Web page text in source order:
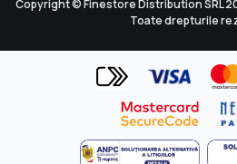
Copyright © Finestore Distribution SRL
Toate drepturile